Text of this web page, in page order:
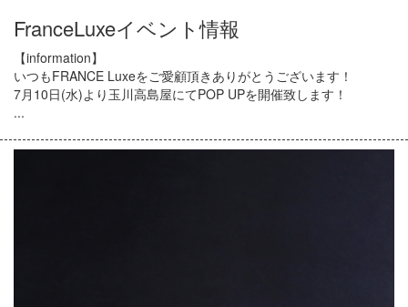
FranceLuxeイベント情報
【information】
いつもFRANCE Luxeをご愛顧頂きありがとうございます！
7月10日(水)より玉川高島屋にてPOP UPを開催致します！
...